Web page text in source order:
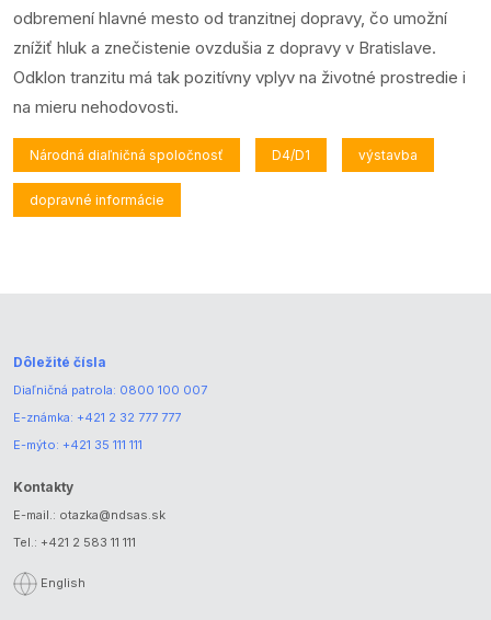
odbremení hlavné mesto od tranzitnej dopravy, čo umožní
znížiť hluk a znečistenie ovzdušia z dopravy v Bratislave.
Odklon tranzitu má tak pozitívny vplyv na životné prostredie i
na mieru nehodovosti.
Národná diaľničná spoločnosť D4/D1 výstavba
dopravné informácie
Dôležité čísla
Diaľničná patrola: 0800 100 007
E-známka: +421 2 32 777 777
E-mýto: +421 35 111 111
Kontakty
E-mail.: otazka@ndsas.sk
Tel.: +421 2 583 11 111
English